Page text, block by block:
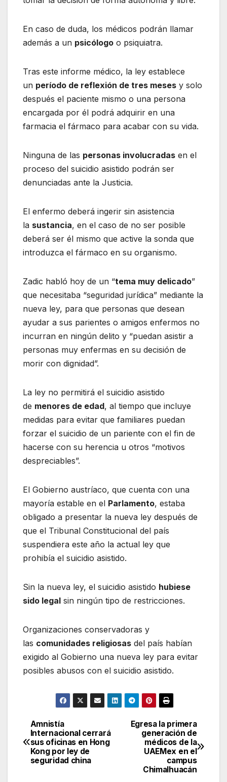
En caso de duda, los médicos podrán llamar
además a un psicólogo o psiquiatra.
Tras este informe médico, la ley establece
un período de reflexión de tres meses y solo
después el paciente mismo o una persona
encargada por él podrá adquirir en una
farmacia el fármaco para acabar con su vida.
Ninguna de las personas involucradas en el
proceso del suicidio asistido podrán ser
denunciadas ante la Justicia.
El enfermo deberá ingerir sin asistencia
la sustancia, en el caso de no ser posible
deberá ser él mismo que active la sonda que
introduzca el fármaco en su organismo.
Zadic habló hoy de un “tema muy delicado”
que necesitaba “seguridad jurídica” mediante la
nueva ley, para que personas que desean
ayudar a sus parientes o amigos enfermos no
incurran en ningún delito y “puedan asistir a
personas muy enfermas en su decisión de
morir con dignidad”.
La ley no permitirá el suicidio asistido
de menores de edad, al tiempo que incluye
medidas para evitar que familiares puedan
forzar el suicidio de un pariente con el fin de
hacerse con su herencia u otros “motivos
despreciables”.
El Gobierno austríaco, que cuenta con una
mayoría estable en el Parlamento, estaba
obligado a presentar la nueva ley después de
que el Tribunal Constitucional del país
suspendiera este año la actual ley que
prohibía el suicidio asistido.
Sin la nueva ley, el suicidio asistido hubiese
sido legal sin ningún tipo de restricciones.
Organizaciones conservadoras y
las comunidades religiosas del país habían
exigido al Gobierno una nueva ley para evitar
posibles abusos con el suicidio asistido.
Navegación
de
entradas
Egresa la primera
generación de
médicos de la
UAEMex en el
campus
Chimalhuacán
Amnistía
Internacional cerrará
sus oficinas en Hong
Kong por ley de
seguridad china